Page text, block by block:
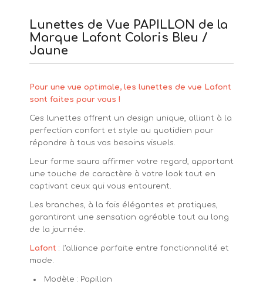
Lunettes de Vue PAPILLON de la
Marque Lafont Coloris Bleu /
Jaune
Pour une vue optimale, les lunettes de vue Lafont
sont faites pour vous !
Ces lunettes offrent un design unique, alliant à la
perfection confort et style au quotidien pour
répondre à tous vos besoins visuels.
Leur forme saura affirmer votre regard, apportant
une touche de caractère à votre look tout en
captivant ceux qui vous entourent.
Les branches, à la fois élégantes et pratiques,
garantiront une sensation agréable tout au long
de la journée.
Lafont : l’alliance parfaite entre fonctionnalité et
mode.
Modèle : Papillon